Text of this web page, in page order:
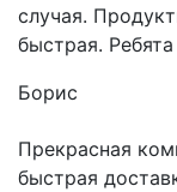
случая.
быстрая.
Борис
Прекрасная
быстрая